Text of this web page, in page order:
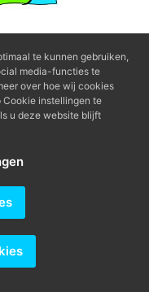
te kunnen gebruiken,
media-functies te
over hoe wij cookies
Cookie instellingen te
u deze website blijft